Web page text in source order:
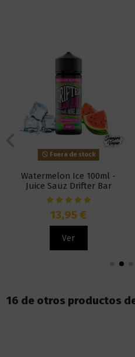
Fuera de stock
Watermelon Ice 100ml -
Juice Sauz Drifter Bar
13,95 €
Ver
16 de otros productos